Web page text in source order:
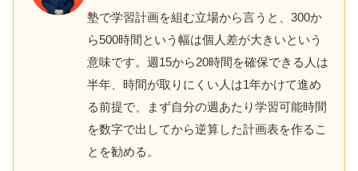
塾で学習計画を組む立場から言うと、300か
ら500時間という幅は個人差が大きいという
意味です。週15から20時間を確保できる人は
半年、時間が取りにくい人は1年かけて進め
る前提で、まず自分の週あたり学習可能時間
を数字で出してから逆算した計画表を作るこ
とを勧める。